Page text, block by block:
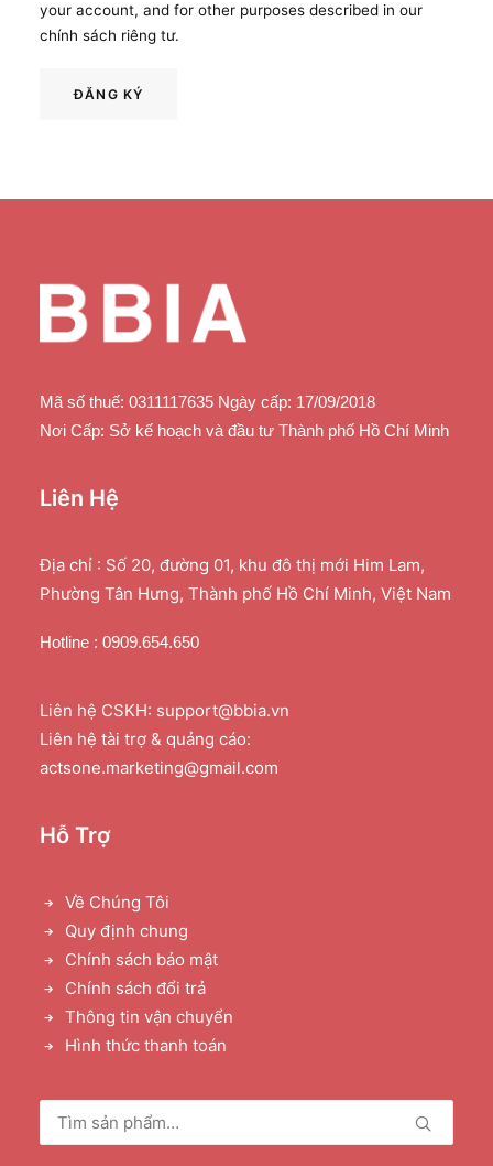
your account, and for other purposes described in our
chính sách riêng tư.
ĐĂNG KÝ
Mã số thuế: 0311117635 Ngày cấp: 17/09/2018
Nơi Cấp: Sở kế hoạch và đầu tư Thành phố Hồ Chí Minh
Liên Hệ
Địa chỉ : Số 20, đường 01, khu đô thị mới Him Lam,
Phường Tân Hưng, Thành phố Hồ Chí Minh, Việt Nam
Hotline : 0909.654.650
Liên hệ CSKH: support@bbia.vn
Liên hệ tài trợ & quảng cáo:
actsone.marketing@gmail.com
Hỗ Trợ
Về Chúng Tôi
Quy định chung
Chính sách bảo mật
Chính sách đổi trả
Thông tin vận chuyển
Hình thức thanh toán
Tìm
kiếm: